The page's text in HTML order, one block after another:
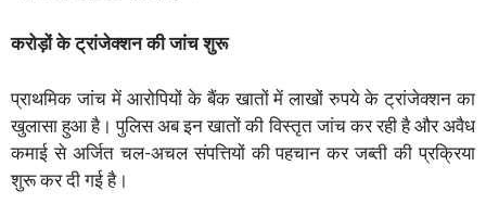
करोड़ों के ट्रांजेक्शन की जांच शुरू
प्राथमिक जांच में आरोपियों के बैंक खातों में लाखों रुपये के ट्रांजेक्शन का
खुलासा हुआ है। पुलिस अब इन खातों की विस्तृत जांच कर रही है और अवैध
कमाई से अर्जित चल-अचल संपत्तियों की पहचान कर जब्ती की प्रक्रिया
शुरू कर दी गई है।